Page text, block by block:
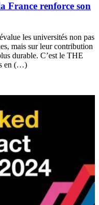
France renforce son
les universités non pas
mais sur leur contribution
durable. C’est le THE
en (…)